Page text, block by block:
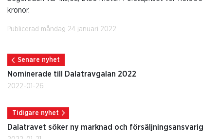
kronor.
Publicerad måndag 24 januari 2022.
Senare nyhet
Nominerade till Dalatravgalan 2022
2022-01-26
Tidigare nyhet
Dalatravet söker ny marknad och försäljningsansvarig